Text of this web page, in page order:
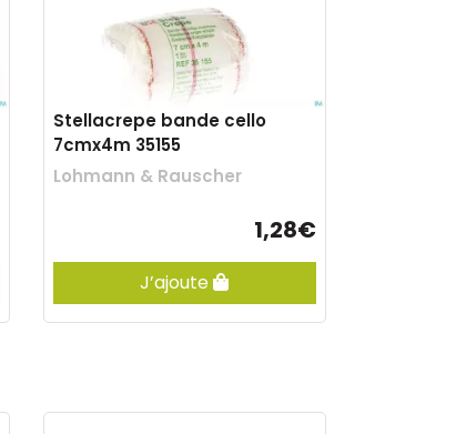
Stellacrepe bande cello
7cmx4m 35155
Lohmann & Rauscher
1,28€
J’ajoute